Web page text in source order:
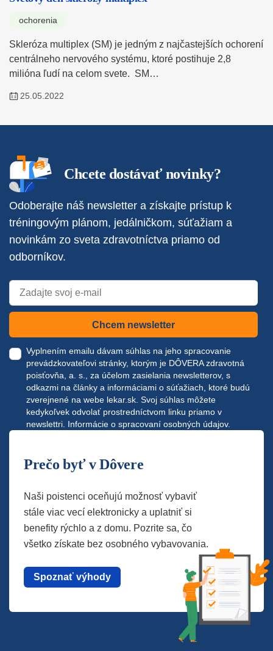
ochorenia
Skleróza multiplex (SM) je jedným z najčastejších ochorení
centrálneho nervového systému, ktoré postihuje 2,8
milióna ľudí na celom svete. SM…
25.05.2022
Chcete dostávať novinky?
Odoberajte náš newsletter a získajte prístup k
tréningovým plánom, jedálničkom, súťažiam a
novinkám zo sveta zdravotníctva priamo od
odborníkov.
Chcem newsletter
Vyplnením emailu dávam súhlas na jeho spracovanie
prevádzkovateľovi stránky, ktorým je DÔVERA zdravotná
poisťovňa, a. s., za účelom zasielania newsletterov, s
odkazmi na články a informáciami o súťažiach, ktoré budú
zverejnené na webe lekar.sk. Svoj súhlas môžete
kedykoľvek odvolať prostredníctvom linku priamo v
newslettri. Informácie o spracovaní osobných údajov.
Prečo byť v Dôvere
Naši poistenci oceňujú možnosť vybaviť
stále viac vecí elektronicky a uplatniť si
benefity rýchlo a z domu. Pozrite sa, čo
všetko získate bez osobného vybavovania.
Spoznať výhody